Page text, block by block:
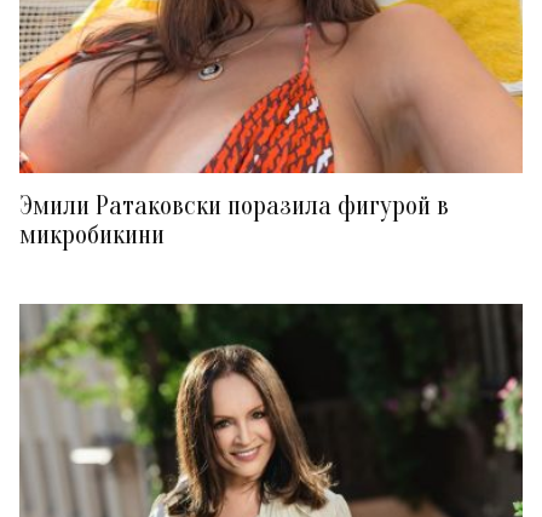
Эмили Ратаковски поразила фигурой в
микробикини